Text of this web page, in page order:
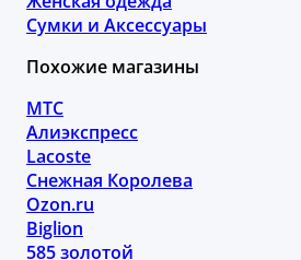
Сумки и Аксессуары
Похожие магазины
МТС
Алиэкспресс
Lacoste
Снежная Королева
Ozon.ru
Biglion
585 золотой